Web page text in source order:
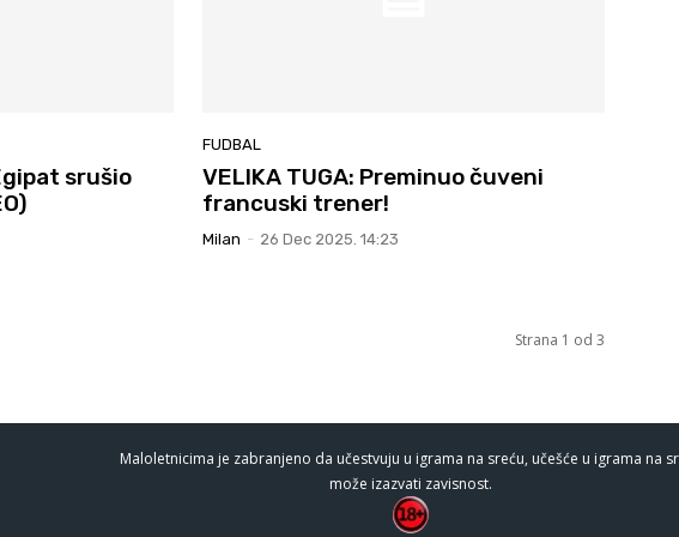
srušio
FUDBAL
VELIKA TUGA: Preminuo čuveni
francuski trener!
Milan - 26 Dec 2025. 14:23
Strana 1 od 3
Maloletnicima je zabranjeno da učestvuju u igrama na sreću, učešće u igrama na
može izazvati zavisnost.